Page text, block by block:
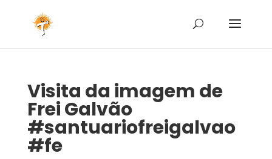
Visita da imagem de
Frei Galvão
#santuariofreigalvao
#fe